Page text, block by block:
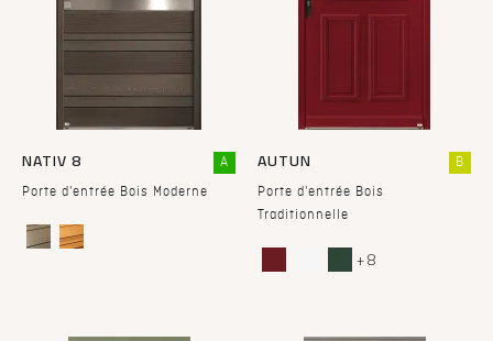
NATIV 8
Porte d'entrée Bois Moderne
A AUTUN
Porte d'entrée Bois
Traditionnelle
B
+ 8